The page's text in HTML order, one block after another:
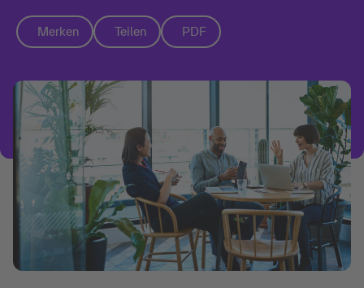
Merken Teilen PDF